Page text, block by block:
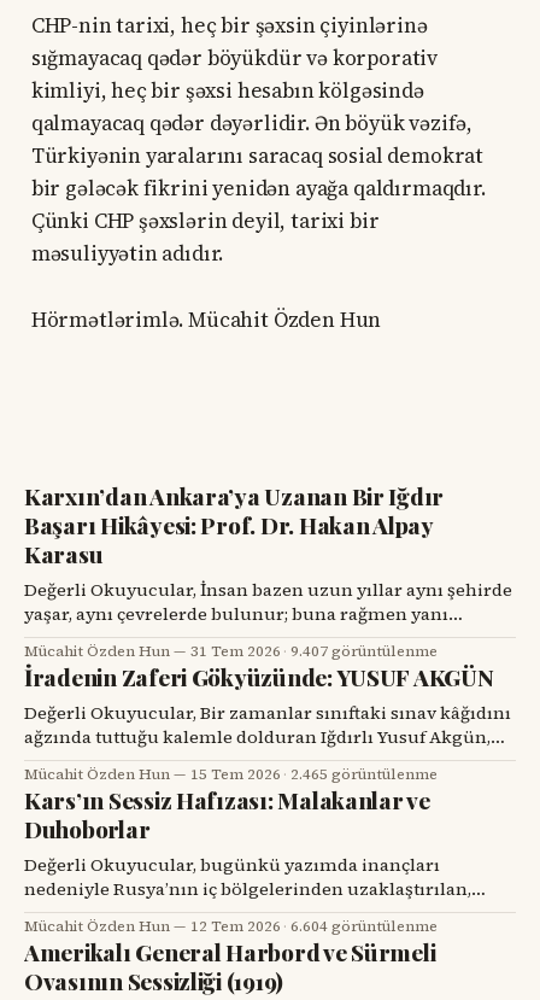
CHP-nin tarixi, heç bir şəxsin çiyinlərinə
sığmayacaq qədər böyükdür və korporativ
kimliyi, heç bir şəxsi hesabın kölgəsində
qalmayacaq qədər dəyərlidir. Ən böyük vəzifə,
Türkiyənin yaralarını saracaq sosial demokrat
bir gələcək fikrini yenidən ayağa qaldırmaqdır.
Çünki CHP şəxslərin deyil, tarixi bir
məsuliyyətin adıdır.
Hörmətlərimlə. Mücahit Özden Hun
Karxın’dan Ankara’ya Uzanan Bir Iğdır
Başarı Hikâyesi: Prof. Dr. Hakan Alpay
Karasu
Değerli Okuyucular, İnsan bazen uzun yıllar aynı şehirde
yaşar, aynı çevrelerde bulunur; buna rağmen yanı
başındaki değerli bir hemşehrisini tanımak için bir
tesadüfü beklemek zorunda kalır. Prof. Dr. Hakan Alpay
Karasu’yla tanışmam da böyle oldu. Onu ilk gördüğümde,
karşımdaki kişinin başarılı bir diş hekimi, bilim insanı ve
üniversite yöneticisi
Mücahit Özden Hun 31 Tem 2026 ·9.407 görüntülenme
İradenin Zaferi Gökyüzünde: YUSUF AKGÜN
Değerli Okuyucular, Bir zamanlar sınıftaki sınav kâğıdını
ağzında tuttuğu kalemle dolduran Iğdırlı Yusuf Akgün,
bugün aynı kalemle Türkiye’nin millî muharip uçağı
KAAN’ı çiziyor. Çocuk yuvalarından dünya spor
sahnelerine, resim atölyelerinden TUSAŞ hangarlarına
uzanan bu yol, yalnızca bir başarı hikâyesi değil; insanın
kendi kaderine karşı verdiği büyük mücadelenin adıdır.
Mücahit Özden Hun 15 Tem 2026 · 2.465 görüntülenme
Kars’ın Sessiz Hafızası: Malakanlar ve
Duhoborlar
Değerli Okuyucular, bugünkü yazımda inançları
nedeniyle Rusya’nın iç bölgelerinden uzaklaştırılan,
Kars’ta köyler kurup toprağa kök salan ve tarihin başka
bir döneminde yeniden göç yollarına düşen iki
topluluğun hikâyesini dikkatinize sunacağım. Kars’ın
eski köylerinde kalın taş duvarlı bir eve, ahşap bir
Mücahit Özden Hun 12 Tem 2026 ·6.604 görüntülenme
Amerikalı General Harbord ve Sürmeli
Ovasının Sessizliği (1919)